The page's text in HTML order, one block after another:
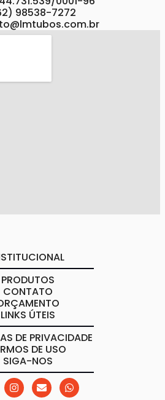
98538-7272
PRODUTOS
CONTATO
LINKS ÚTEIS
DE PRIVACIDADE
DE USO
SIGA-NOS